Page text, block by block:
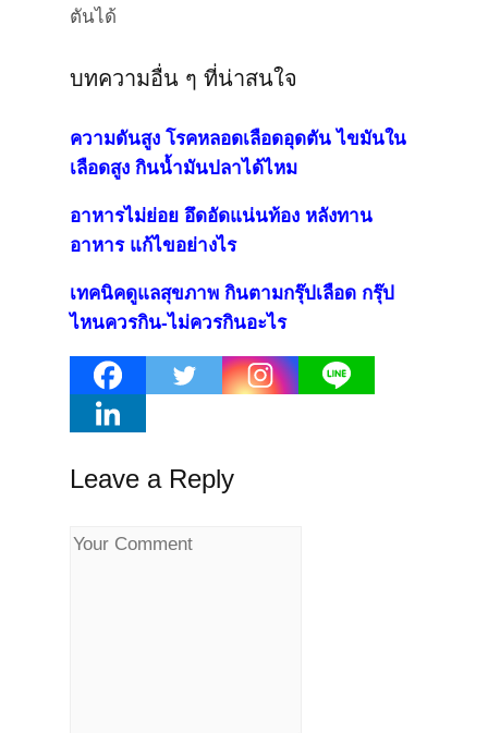
ตันได้
บทความอื่น ๆ ที่น่าสนใจ
ความดันสูง โรคหลอดเลือดอุดตัน ไขมันใน
เลือดสูง กินน้ำมันปลาได้ไหม
อาหารไม่ย่อย อึดอัดแน่นท้อง หลังทาน
อาหาร แก้ไขอย่างไร
เทคนิคดูแลสุขภาพ กินตามกรุ๊ปเลือด กรุ๊ป
ไหนควรกิน-ไม่ควรกินอะไร
Leave a Reply